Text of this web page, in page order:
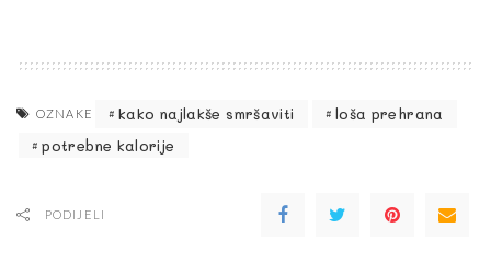
OZNAKE kako najlakše smršaviti
loša prehrana
potrebne kalorije
PODIJELI